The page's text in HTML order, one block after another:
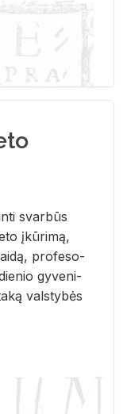
svar­būs
įkū­ri­mą,
pro­fe­so­
gy­ve­ni­
vals­ty­bės